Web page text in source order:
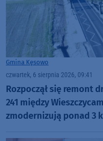
Gmina Kęsowo
czwartek, 6 sierpnia 2026, 09:41
Rozpoczął się remont
241 między
zmodernizują ponad 3